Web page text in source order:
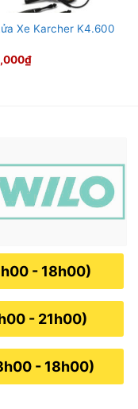
Xe Karcher K4.600
₫
- 18h00)
- 21h00)
- 18h00)